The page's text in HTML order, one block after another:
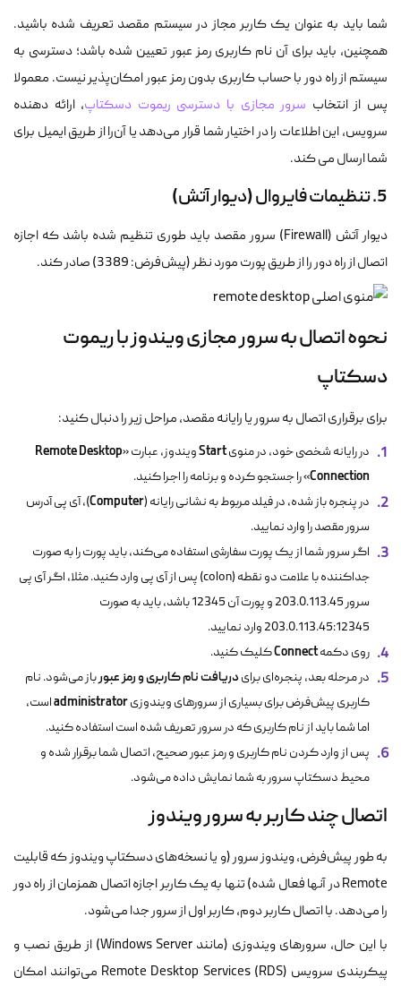
شما باید به عنوان یک کاربر مجاز در سیستم مقصد تعریف شده باشید.
همچنین، باید برای آن نام کاربری رمز عبور تعیین شده باشد؛ دسترسی به
سیستم از راه دور با حساب کاربری بدون رمز عبور امکان‌پذیر نیست. معمولا
پس از انتخاب سرور مجازی با دسترسی ریموت دسکتاپ، ارائه دهنده
سرویس، این اطلاعات را در اختیار شما قرار می‌دهد یا آن‌را از طریق ایمیل برای
شما ارسال می کند.
5. تنظیمات فایروال (دیوار آتش)
دیوار آتش (Firewall) سرور مقصد باید طوری تنظیم شده باشد که اجازه
اتصال از راه دور را از طریق پورت مورد نظر (پیش‌فرض: 3389) صادر کند.
نحوه اتصال به سرور مجازی ویندوز با ریموت
دسکتاپ
برای برقراری اتصال به سرور یا رایانه مقصد، مراحل زیر را دنبال کنید:
در رایانه شخصی خود، در منویStartویندوز، عبارت «Remote Desktop
Connection» را جستجو کرده و برنامه را اجرا کنید.
در پنجره باز شده، در فیلد مربوط به نشانی رایانه (Computer)، آی پی آدرس
سرور مقصد را وارد نمایید.
اگر سرور شما از یک پورت سفارشی استفاده می‌کند، باید پورت را به صورت
جداکننده با علامت دو نقطه (colon) پس از آی پی وارد کنید. مثلا، اگر آی پی
سرور203.0.113.45 و پورت آن 12345باشد، باید به صورت
203.0.113.45:12345 وارد نمایید.
روی دکمهConnectکلیک کنید.
در مرحله بعد، پنجره‌ای برایدریافت نام کاربری و رمز عبورباز می‌شود. نام
کاربری پیش‌فرض برای بسیاری از سرورهای ویندوزیadministratorاست،
اما شما باید از نام کاربری که در سرور تعریف شده است استفاده کنید.
پس از وارد کردن نام کاربری و رمز عبور صحیح، اتصال شما برقرار شده و
محیط دسکتاپ سرور به شما نمایش داده می‌شود.
اتصال چند کاربر به سرور ویندوز
به طور پیش‌فرض، ویندوز سرور (و یا نسخه‌های دسکتاپ ویندوز که قابلیت
Remote در آنها فعال شده) تنها به یک کاربر اجازه اتصال همزمان از راه دور
را می‌دهد. با اتصال کاربر دوم، کاربر اول از سرور جدا می‌شود.
با این حال، سرورهای ویندوزی (مانند Windows Server) از طریق نصب و
پیکربندی سرویس Remote Desktop Services (RDS) می‌توانند امکان